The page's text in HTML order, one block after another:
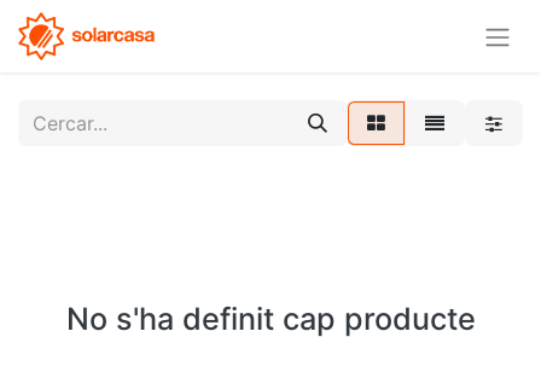
No s'ha definit cap producte